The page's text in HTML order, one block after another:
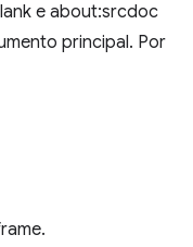
e about:srcdoc
principal. Por